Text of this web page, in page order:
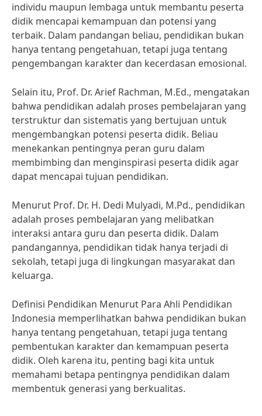
individu maupun lembaga untuk membantu peserta
didik mencapai kemampuan dan potensi yang
terbaik. Dalam pandangan beliau, pendidikan bukan
hanya tentang pengetahuan, tetapi juga tentang
pengembangan karakter dan kecerdasan emosional.
Selain itu, Prof. Dr. Arief Rachman, M.Ed., mengatakan
bahwa pendidikan adalah proses pembelajaran yang
terstruktur dan sistematis yang bertujuan untuk
mengembangkan potensi peserta didik. Beliau
menekankan pentingnya peran guru dalam
membimbing dan menginspirasi peserta didik agar
dapat mencapai tujuan pendidikan.
Menurut Prof. Dr. H. Dedi Mulyadi, M.Pd., pendidikan
adalah proses pembelajaran yang melibatkan
interaksi antara guru dan peserta didik. Dalam
pandangannya, pendidikan tidak hanya terjadi di
sekolah, tetapi juga di lingkungan masyarakat dan
keluarga.
Definisi Pendidikan Menurut Para Ahli Pendidikan
Indonesia memperlihatkan bahwa pendidikan bukan
hanya tentang pengetahuan, tetapi juga tentang
pembentukan karakter dan kemampuan peserta
didik. Oleh karena itu, penting bagi kita untuk
memahami betapa pentingnya pendidikan dalam
membentuk generasi yang berkualitas.